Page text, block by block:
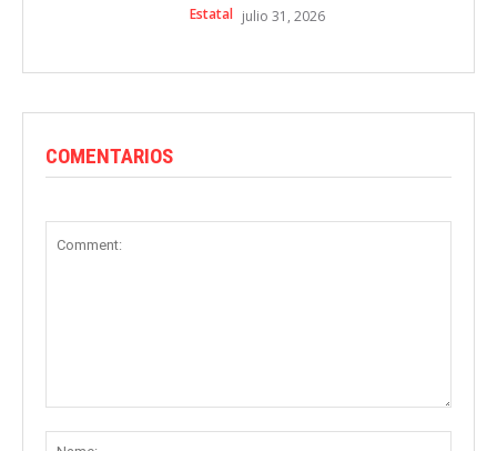
Estatal julio 31, 2026
COMENTARIOS